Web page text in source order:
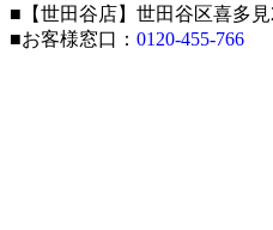
■【世田谷店】世田谷区喜多見
■お客様窓口： 0120-455-766